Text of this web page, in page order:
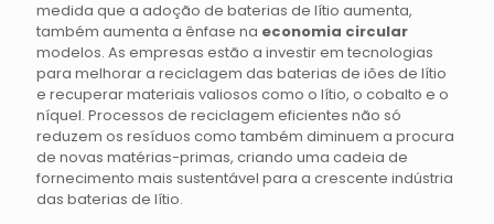
medida que a adoção de baterias de lítio aumenta,
também aumenta a ênfase na economia circular
modelos. As empresas estão a investir em tecnologias
para melhorar a reciclagem das baterias de iões de lítio
e recuperar materiais valiosos como o lítio, o cobalto e o
níquel. Processos de reciclagem eficientes não só
reduzem os resíduos como também diminuem a procura
de novas matérias-primas, criando uma cadeia de
fornecimento mais sustentável para a crescente indústria
das baterias de lítio.